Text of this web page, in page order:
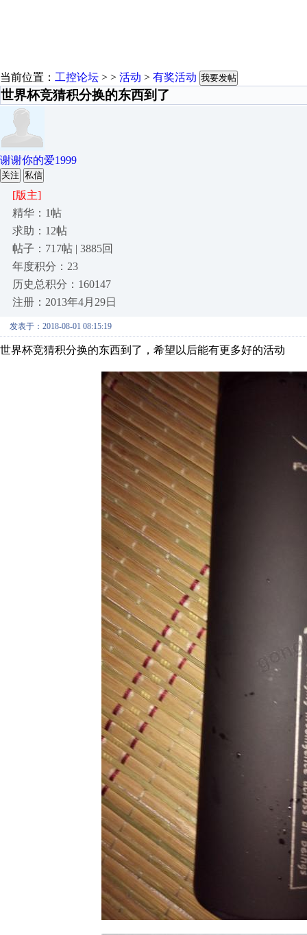
当前位置： 工控论坛 > > 活动 > 有奖活动 我要发帖
世界杯竞猜积分换的东西到了
谢谢你的爱1999
关注 私信
[版主]
精华：1帖
求助：12帖
帖子：717帖 | 3885回
年度积分：23
历史总积分：160147
注册：2013年4月29日
发表于：2018-08-01 08:15:19
世界杯竞猜积分换的东西到了，希望以后能有更多好的活动